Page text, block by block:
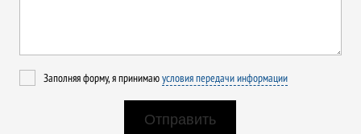
Заполняя форму, я принимаюусловия передачи информации